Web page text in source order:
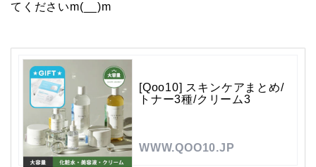
てくださいm(__)m
[Qoo10] スキンケアまとめ/
トナー3種/クリーム3
WWW.QOO10.JP